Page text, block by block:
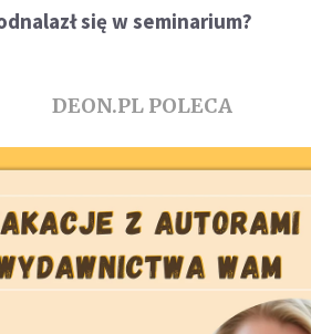
się w seminarium?
DEON.PL POLECA